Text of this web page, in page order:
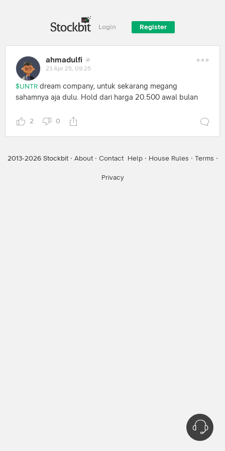
Login Register
ahmadulfi
23 Apr 25, 09:25
$UNTR dream company, untuk sekarang megang
sahamnya aja dulu. Hold dari harga 20.500 awal bulan
2 0
2013-2026Stockbit · About · Contact Help · House Rules · Terms ·
Privacy